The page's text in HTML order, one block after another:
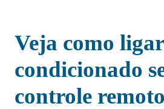
Veja como
condicionado
controle remoto